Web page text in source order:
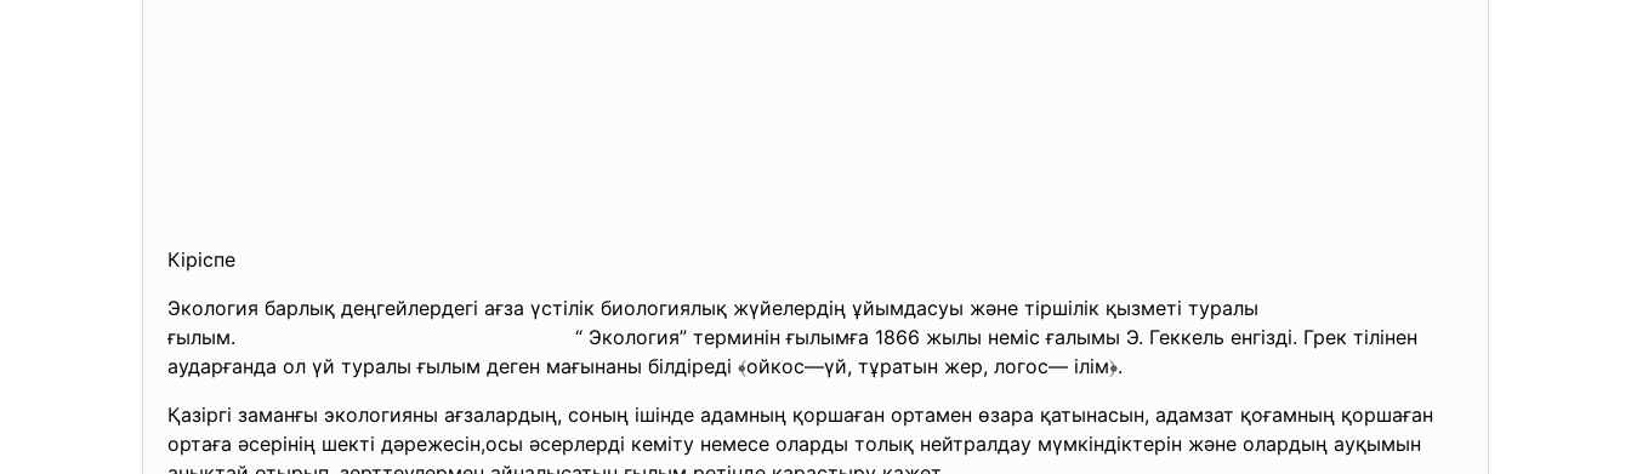
Кіріспе
Экология барлық деңгейлердегі ағза үстілік биологиялық жүйелердің ұйымдасуы және тіршілік қызметі туралы
ғылым.
“ Экология” терминін ғылымға 1866 жылы неміс ғалымы Э. Геккель енгізді. Грек тілінен
аударғанда ол үй туралы ғылым деген мағынаны білдіреді ﴾ойкос―үй, тұратын жер, логос― ілім﴿.
Қазіргі заманғы экологияны ағзалардың, соның ішінде адамның қоршаған ортамен өзара қатынасын, адамзат қоғамның қоршаған
ортаға әсерінің шекті дәрежесін,осы әсерлерді кеміту немесе оларды толық нейтралдау мүмкіндіктерін және олардың ауқымын